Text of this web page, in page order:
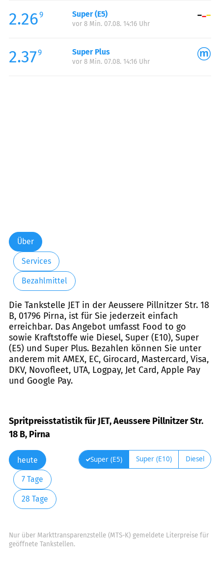
2.269 Super (E5)
vor 8 Min. 07.08. 14:16 Uhr
2.379 Super Plus
vor 8 Min. 07.08. 14:16 Uhr
Über
Services
Bezahlmittel
Die Tankstelle JET in der Aeussere Pillnitzer Str. 18
B, 01796 Pirna, ist für Sie jederzeit einfach
erreichbar. Das Angebot umfasst Food to go
sowie Kraftstoffe wie Diesel, Super (E10), Super
(E5) und Super Plus. Bezahlen können Sie unter
anderem mit AMEX, EC, Girocard, Mastercard, Visa,
DKV, Novofleet, UTA, Logpay, Jet Card, Apple Pay
und Google Pay.
Spritpreisstatistik für JET, Aeussere Pillnitzer Str.
18 B, Pirna
heute
7 Tage
28 Tage
Super (E5) Super (E10) Diesel
Nur über Markttransparenzstelle (MTS-K) gemeldete Literpreise für
geöffnete Tankstellen.